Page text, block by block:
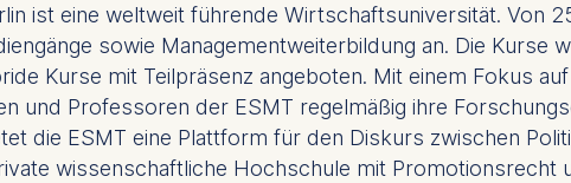
ist eine weltweit führende Wirtschaftsuniversität. Von
sowie Managementweiterbildung an. Die
Kurse mit Teilpräsenz angeboten. Mit einem Fokus
und Professoren der ESMT regelmäßig ihre
die ESMT eine Plattform für den Diskurs zwischen
wissenschaftliche Hochschule mit Promotionsrecht
be done via the consent banner
information, please see ourPrivacy Policy
Essential
Cookies that are required for basic
Cookies contained in this category are: